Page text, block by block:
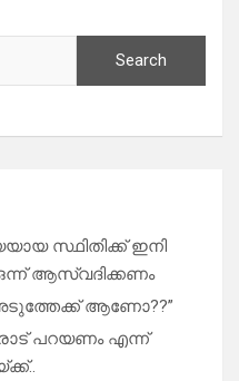
Search
സ്ഥിതിക്ക് ഇനി
ആസ്വദിക്കണം
ആണോ??”
പറയണം എന്ന്